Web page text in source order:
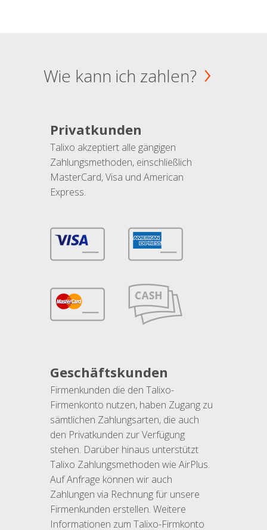
Wie kann ich zahlen?
Privatkunden
Talixo akzeptiert alle gängigen
Zahlungsmethoden, einschließlich
MasterCard, Visa und American
Express.
Geschäftskunden
Firmenkunden die den Talixo-
Firmenkonto nutzen, haben Zugang zu
sämtlichen Zahlungsarten, die auch
den Privatkunden zur Verfügung
stehen. Darüber hinaus unterstützt
Talixo Zahlungsmethoden wie AirPlus.
Auf Anfrage können wir auch
Zahlungen via Rechnung für unsere
Firmenkunden erstellen. Weitere
Informationen zum Talixo-Firmkonto